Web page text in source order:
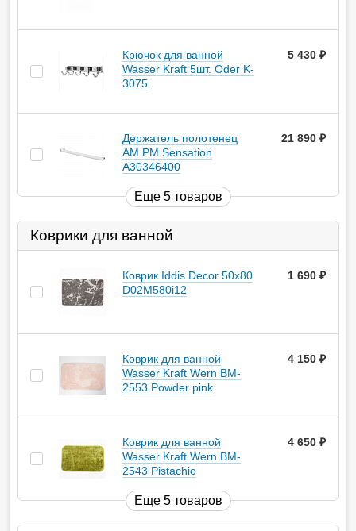
Крючок для ванной
Wasser Kraft 5шт. Oder K-
3075
5 430
Держатель полотенец
AM.PM Sensation
A30346400
21 890
Еще 5 товаров
Коврики для ванной
Коврик Iddis Decor 50х80
D02M580i12
1 690
Коврик для ванной
Wasser Kraft Wern BM-
2553 Powder pink
4 150
Коврик для ванной
Wasser Kraft Wern BM-
2543 Pistachio
4 650
Еще 5 товаров